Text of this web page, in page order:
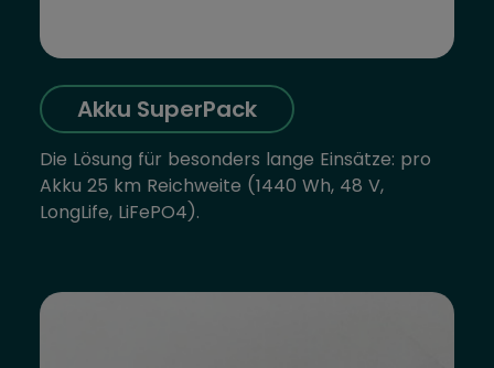
Akku SuperPack
Die Lösung für besonders lange Einsätze: pro
Akku 25 km Reichweite (1440 Wh, 48 V,
LongLife, LiFePO4).